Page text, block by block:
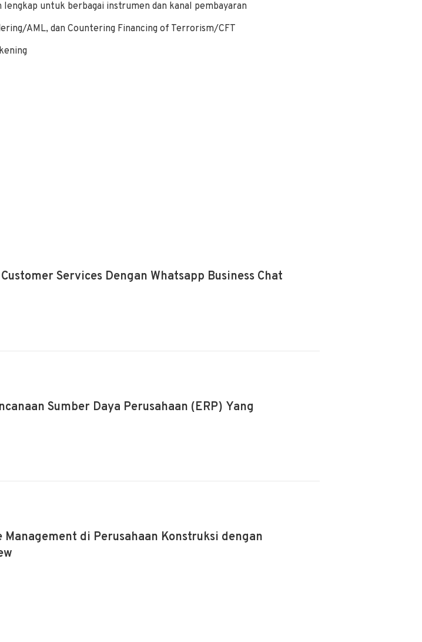
untuk berbagai instrumen dan kanal pembayaran
AML, dan Countering Financing of Terrorism/CFT
Services Dengan Whatsapp Business Chat
Sumber Daya Perusahaan (ERP) Yang
Management di Perusahaan Konstruksi dengan